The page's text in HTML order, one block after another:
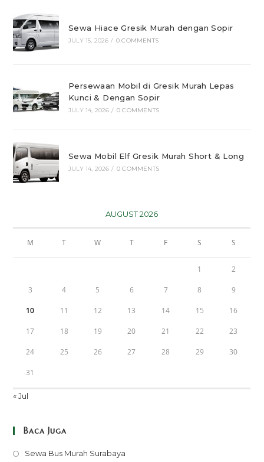
Sewa Hiace Gresik Murah dengan Sopir
JULY 15, 2026 / 0 COMMENTS
Persewaan Mobil di Gresik Murah Lepas
Kunci & Dengan Sopir
JULY 14, 2026 / 0 COMMENTS
Sewa Mobil Elf Gresik Murah Short & Long
JULY 14, 2026 / 0 COMMENTS
AUGUST 2026
M T W T F S S
1 2
3 4 5 6 7 8 9
10 11 12 13 14 15 16
17 18 19 20 21 22 23
24 25 26 27 28 29 30
31
« Jul
Baca Juga
Sewa Bus Murah Surabaya